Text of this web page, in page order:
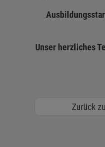
Unser herzliches
Zurück